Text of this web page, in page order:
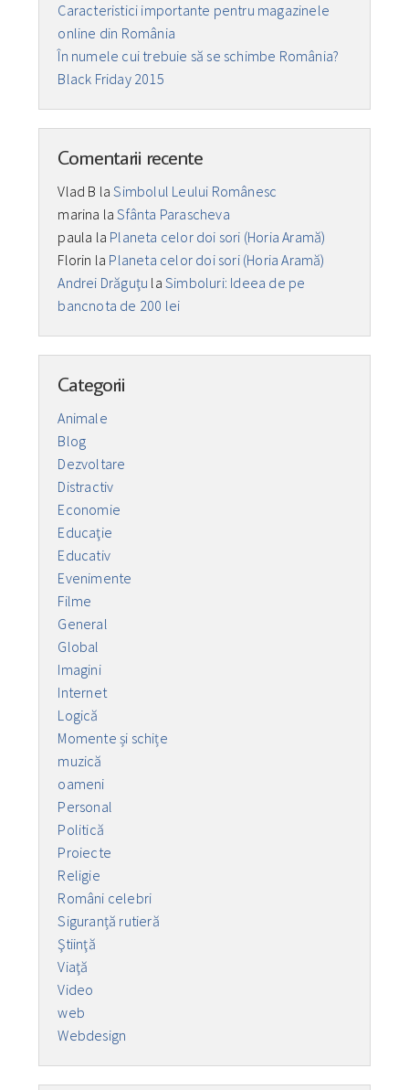
Caracteristici importante pentru magazinele
online din România
În numele cui trebuie să se schimbe România?
Black Friday 2015
Comentarii recente
Vlad B laSimbolul Leului Românesc
marina laSfânta Parascheva
paula la Planeta celor doi sori (Horia Aramă)
Florin la Planeta celor doi sori (Horia Aramă)
Andrei Drăguţu laSimboluri: Ideea de pe
bancnota de 200 lei
Categorii
Animale
Blog
Dezvoltare
Distractiv
Economie
Educaţie
Educativ
Evenimente
Filme
General
Global
Imagini
Internet
Logică
Momente și schițe
muzică
oameni
Personal
Politică
Proiecte
Religie
Români celebri
Siguranță rutieră
Ştiinţă
Viaţă
Video
web
Webdesign